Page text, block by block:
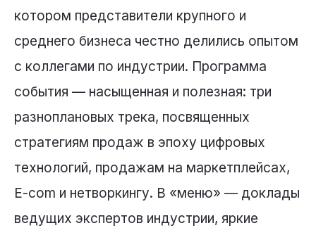
котором представители крупного и
среднего бизнеса честно делились опытом
с коллегами по индустрии. Программа
события — насыщенная и полезная: три
разноплановых трека, посвященных
стратегиям продаж в эпоху цифровых
технологий, ⁠⁠продажам на маркетплейсах,
⁠⁠Е-com и нетворкингу. В «меню» — доклады
ведущих экспертов индустрии, яркие